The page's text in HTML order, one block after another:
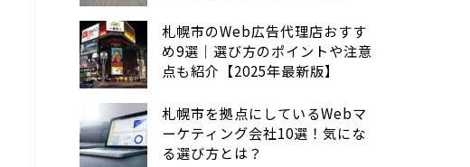
札幌市のWeb広告代理店おすす
め9選｜選び方のポイントや注意
点も紹介【2025年最新版】
札幌市を拠点にしているWebマ
ーケティング会社10選！気にな
る選び方とは？